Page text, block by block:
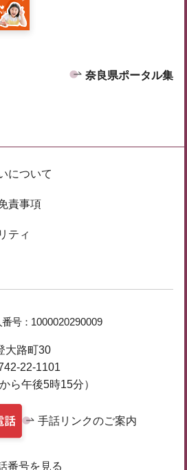
奈良県ポータル集
について
責事項
ティ
号： 1000020290009
大路町30
22-1101
ら午後5時15分）
手話リンクのご案内
番号を見る